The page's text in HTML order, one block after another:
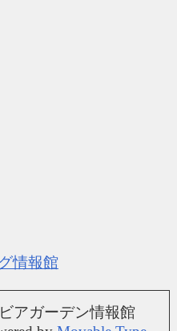
情報館
アガーデン情報館